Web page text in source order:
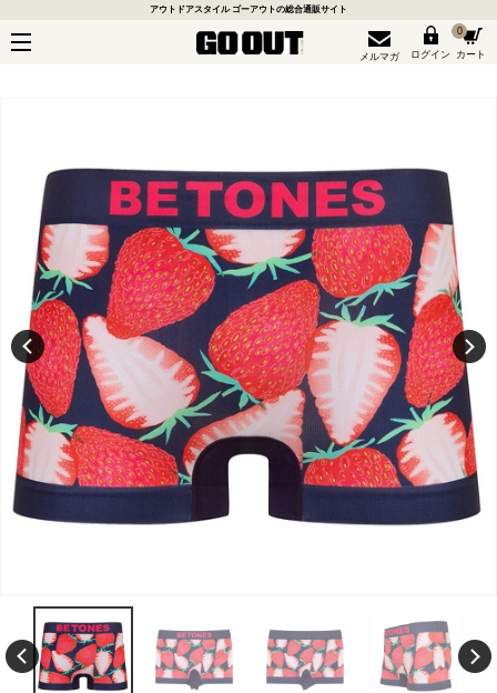
アウトドアスタイル ゴーアウトの総合通販サイト
メルマガ ログイン
0
カート